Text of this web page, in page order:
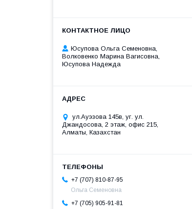
Юсупова Ольга Семеновна,
Волковенко Марина Вагисовна,
Юсупова Надежда
ул.Ауэзова 145в, уг. ул.
Джандосова, 2 этаж, офис 215,
Алматы, Казахстан
+7 (707) 810-87-95
Ольга Семеновна
+7 (705) 905-91-81